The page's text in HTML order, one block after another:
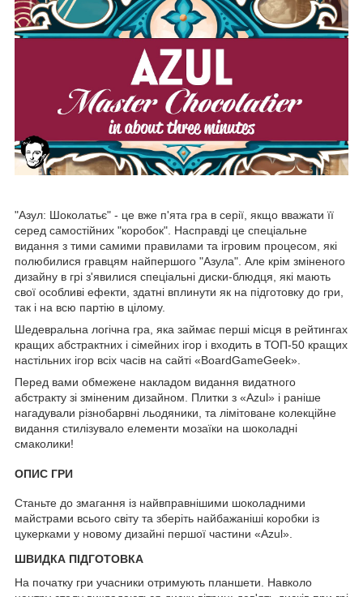
"Азул: Шоколатьє" - це вже п'ята гра в серії, якщо вважати її
серед самостійних "коробок". Насправді це спеціальне
видання з тими самими правилами та ігровим процесом, які
полюбилися гравцям найпершого "Азула". Але крім зміненого
дизайну в грі з'явилися спеціальні диски-блюдця, які мають
свої особливі ефекти, здатні вплинути як на підготовку до гри,
так і на всю партію в цілому.
Шедевральна логічна гра, яка займає перші місця в рейтингах
кращих абстрактних і сімейних ігор і входить в ТОП-50 кращих
настільних ігор всіх часів на сайті «BoardGameGeek».
Перед вами обмежене накладом видання видатного
абстракту зі зміненим дизайном. Плитки з «Azul» і раніше
нагадували різнобарвні льодяники, та лімітоване колекційне
видання стилізувало елементи мозаїки на шоколадні
смаколики!
ОПИС ГРИ
Станьте до змагання із найвправнішими шоколадними
майстрами всього світу та зберіть найбажаніші коробки із
цукерками у новому дизайні першої частини «Azul».
ШВИДКА ПІДГОТОВКА
На початку гри учасники отримують планшети. Навколо